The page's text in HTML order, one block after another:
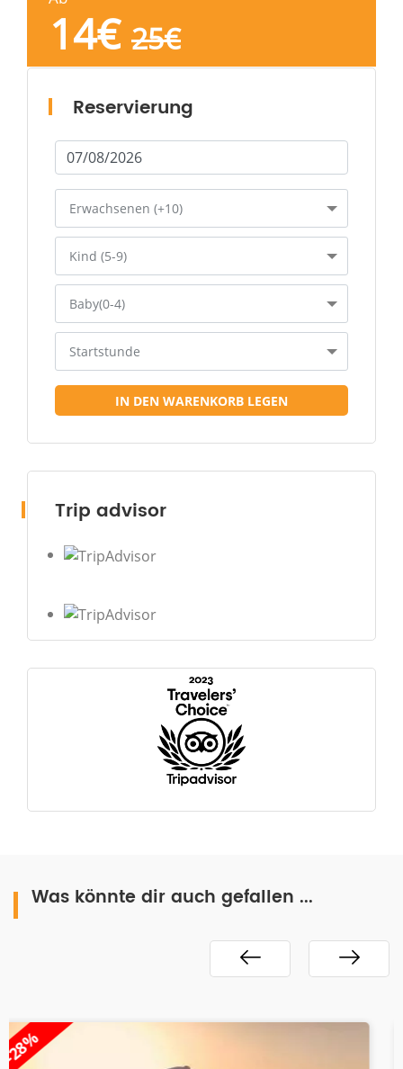
14€ 25€
Reservierung
Erwachsenen (+10)
Kind (5-9)
Baby(0-4)
Startstunde
IN DEN WARENKORB LEGEN
Trip advisor
Was könnte dir auch gefallen ...
-25%